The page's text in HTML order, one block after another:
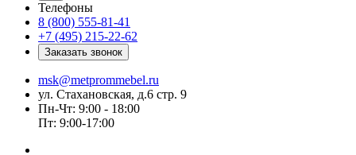
Телефоны
8 (800) 555-81-41
+7 (495) 215-22-62
Заказать звонок
msk@metprommebel.ru
ул. Стахановская, д.6 стр. 9
Пн-Чт: 9:00 - 18:00
Пт: 9:00-17:00